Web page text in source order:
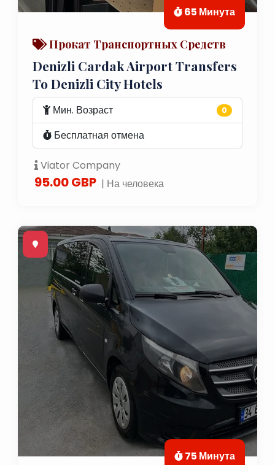
65 Минута
Прокат Транспортных Средств
Denizli Cardak Airport Transfers
To Denizli City Hotels
Мин. Возраст 0
Бесплатная отмена
Viator Company
95.00 GBP | На человека
75 Минута